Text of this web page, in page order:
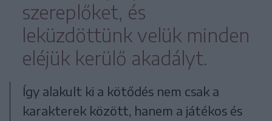
szereplőket, és
leküzdöttünk velük minden
eléjük kerülő akadályt.
Így alakult ki a kötődés nem csak a
karakterek között, hanem a játékos és